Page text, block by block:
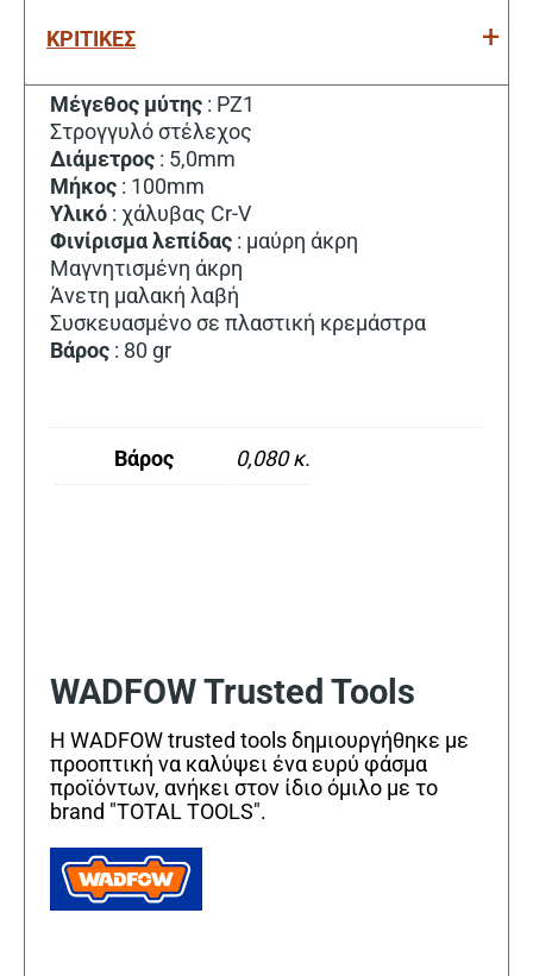
ΚΡΙΤΙΚΕΣ
Μέγεθος μύτης : PZ1
Στρογγυλό στέλεχος
Διάμετρος : 5,0mm
Μήκος : 100mm
Υλικό : χάλυβας Cr-V
Φινίρισμαλεπίδας : μαύρη άκρη
Μαγνητισμένη άκρη
Άνετη μαλακή λαβή
Συσκευασμένο σε πλαστική κρεμάστρα
Βάρος : 80 gr
Βάρος 0,080 κ.
WADFOW Trusted Tools
Η WADFOW trusted tools δημιουργήθηκε με
προοπτική να καλύψει ένα ευρύ φάσμα
προϊόντων, ανήκει στον ίδιο όμιλο με το
brand "TOTAL TOOLS".